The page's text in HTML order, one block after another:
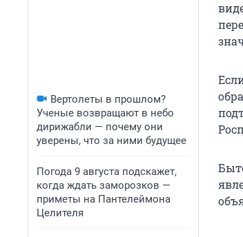
Вертолеты в прошлом?
Ученые возвращают в небо
дирижабли — почему они
уверены, что за ними будущее
Погода 9 августа подскажет,
когда ждать заморозков —
приметы на Пантелеймона
Целителя